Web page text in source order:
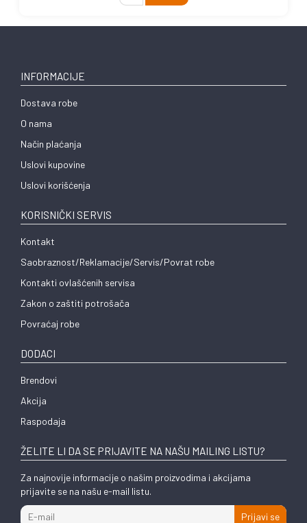
INFORMACIJE
Dostava robe
O nama
Način plaćanja
Uslovi kupovine
Uslovi korišćenja
KORISNIČKI SERVIS
Kontakt
Saobraznost/Reklamacije/Servis/Povrat robe
Kontakti ovlašćenih servisa
Zakon o zaštiti potrošača
Povraćaj robe
DODACI
Brendovi
Akcija
Raspodaja
ŽELITE LI DA SE PRIJAVITE NA NAŠU MAILING LISTU?
Za najnovije informacije o našim proizvodima i akcijama
prijavite se na našu e-mail listu.
Prijavi se